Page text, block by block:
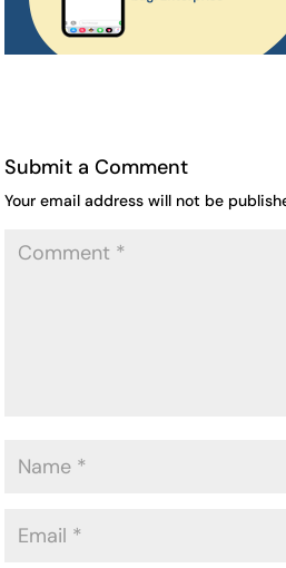
Submit a Comment
Your email address will not be